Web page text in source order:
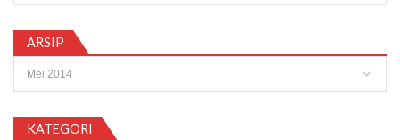
ARSIP
KATEGORI